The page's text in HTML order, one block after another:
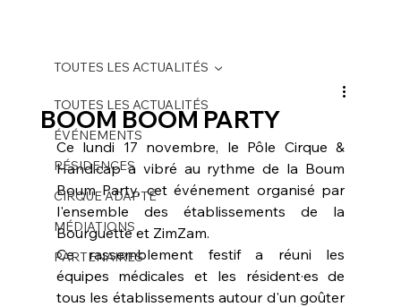
TOUTES LES ACTUALITÉS
ÉVÉNEMENTS
RÉSIDENCES
CIRQUE ADAPTÉ
MÉDIATIONS
PARTENAIRES
TOUTES LES ACTUALITÉS
BOOM BOOM PARTY
Ce lundi 17 novembre, le Pôle Cirque &
Handicap a vibré au rythme de la Boum
Boum Party, cet événement organisé par
l'ensemble des établissements de la
Bourguette et ZimZam.
Ce rassemblement festif a réuni les
équipes médicales et les résident·es de
tous les établissements autour d'un goûter